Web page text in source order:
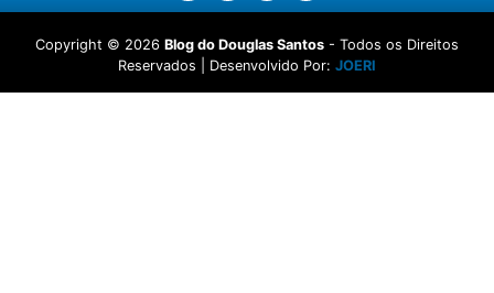
Copyright © 2026 Blog do Douglas Santos - Todos os Direitos
Reservados | Desenvolvido Por: JOERI